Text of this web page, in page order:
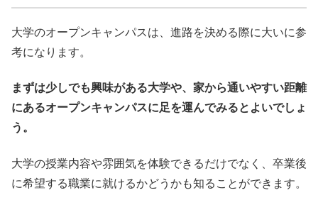
大学のオープンキャンパスは、進路を決める際に大いに参
考になります。
まずは少しでも興味がある大学や、家から通いやすい距離
にあるオープンキャンパスに足を運んでみるとよいでしょ
う。
大学の授業内容や雰囲気を体験できるだけでなく、卒業後
に希望する職業に就けるかどうかも知ることができます。